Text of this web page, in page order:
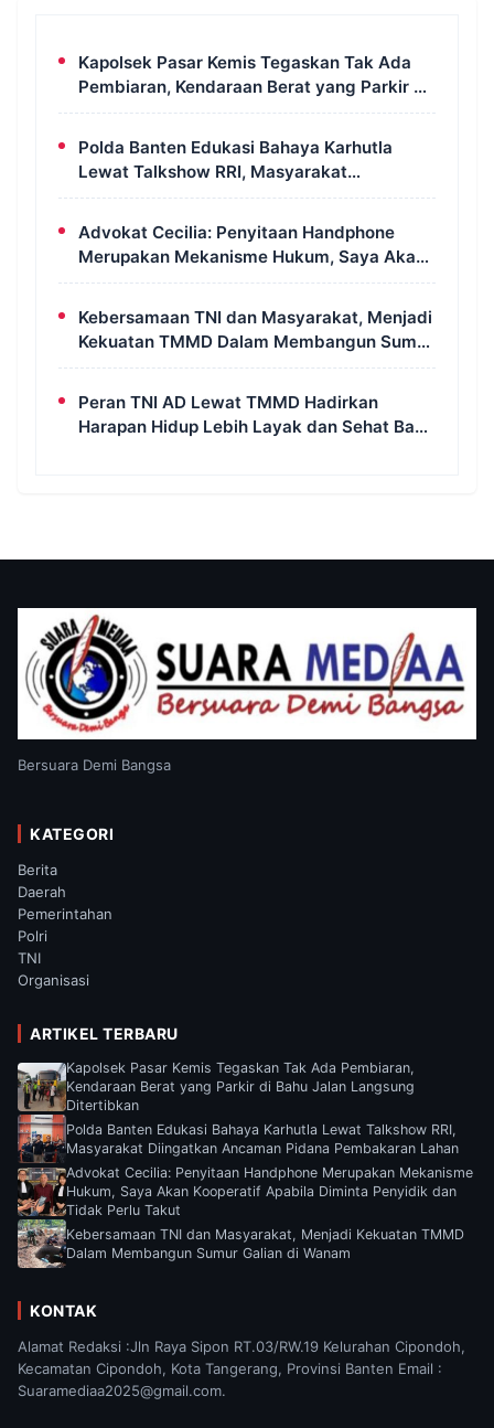
Kapolsek Pasar Kemis Tegaskan Tak Ada
Pembiaran, Kendaraan Berat yang Parkir di
Bahu Jalan Langsung Ditertibkan
Polda Banten Edukasi Bahaya Karhutla
Lewat Talkshow RRI, Masyarakat
Diingatkan Ancaman Pidana Pembakaran
Advokat Cecilia: Penyitaan Handphone
Merupakan Mekanisme Hukum, Saya Akan
Kooperatif Apabila Diminta Penyidik dan
Kebersamaan TNI dan Masyarakat, Menjadi
Kekuatan TMMD Dalam Membangun Sumur
Galian di Wanam
Peran TNI AD Lewat TMMD Hadirkan
Harapan Hidup Lebih Layak dan Sehat Bagi
Bersuara Demi Bangsa
KATEGORI
Berita
Daerah
Pemerintahan
Polri
TNI
Organisasi
ARTIKEL TERBARU
Kapolsek Pasar Kemis Tegaskan Tak Ada Pembiaran,
Kendaraan Berat yang Parkir di Bahu Jalan Langsung
Ditertibkan
Polda Banten Edukasi Bahaya Karhutla Lewat Talkshow RRI,
Masyarakat Diingatkan Ancaman Pidana Pembakaran Lahan
Advokat Cecilia: Penyitaan Handphone Merupakan Mekanisme
Hukum, Saya Akan Kooperatif Apabila Diminta Penyidik dan
Tidak Perlu Takut
Kebersamaan TNI dan Masyarakat, Menjadi Kekuatan TMMD
Dalam Membangun Sumur Galian di Wanam
KONTAK
Alamat Redaksi :Jln Raya Sipon RT.03/RW.19 Kelurahan Cipondoh,
Kecamatan Cipondoh, Kota Tangerang, Provinsi Banten Email :
Suaramediaa2025@gmail.com.